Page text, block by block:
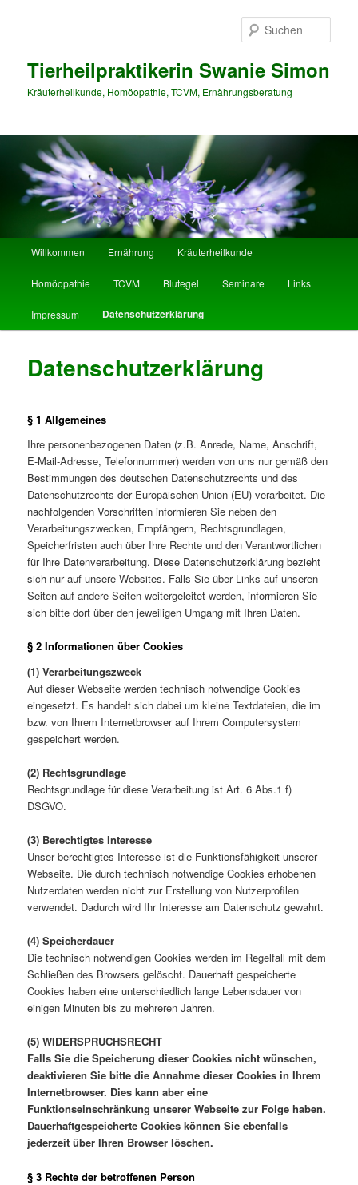
Tierheilpraktikerin Swanie Simon
Kräuterheilkunde, Homöopathie, TCVM, Ernährungsberatung
Zum Inhalt wechseln
Zum sekundären Inhalt wechseln
Willkommen Ernährung Kräuterheilkunde
Homöopathie TCVM Blutegel Seminare Links
Impressum Datenschutzerklärung
Datenschutzerklärung
§ 1 Allgemeines
Ihre personenbezogenen Daten (z.B. Anrede, Name, Anschrift,
E-Mail-Adresse, Telefonnummer) werden von uns nur gemäß den
Bestimmungen des deutschen Datenschutzrechts und des
Datenschutzrechts der Europäischen Union (EU) verarbeitet. Die
nachfolgenden Vorschriften informieren Sie neben den
Verarbeitungszwecken, Empfängern, Rechtsgrundlagen,
Speicherfristen auch über Ihre Rechte und den Verantwortlichen
für Ihre Datenverarbeitung. Diese Datenschutzerklärung bezieht
sich nur auf unsere Websites. Falls Sie über Links auf unseren
Seiten auf andere Seiten weitergeleitet werden, informieren Sie
sich bitte dort über den jeweiligen Umgang mit Ihren Daten.
§ 2 Informationen über Cookies
(1) Verarbeitungszweck
Auf dieser Webseite werden technisch notwendige Cookies
eingesetzt. Es handelt sich dabei um kleine Textdateien, die im
bzw. von Ihrem Internetbrowser auf Ihrem Computersystem
gespeichert werden.
(2) Rechtsgrundlage
Rechtsgrundlage für diese Verarbeitung ist Art. 6 Abs.1 f)
DSGVO.
(3) Berechtigtes Interesse
Unser berechtigtes Interesse ist die Funktionsfähigkeit unserer
Webseite. Die durch technisch notwendige Cookies erhobenen
Nutzerdaten werden nicht zur Erstellung von Nutzerprofilen
verwendet. Dadurch wird Ihr Interesse am Datenschutz gewahrt.
(4) Speicherdauer
Die technisch notwendigen Cookies werden im Regelfall mit dem
Schließen des Browsers gelöscht. Dauerhaft gespeicherte
Cookies haben eine unterschiedlich lange Lebensdauer von
einigen Minuten bis zu mehreren Jahren.
(5) WIDERSPRUCHSRECHT
Falls Sie die Speicherung dieser Cookies nicht wünschen,
deaktivieren Sie bitte die Annahme dieser Cookies in Ihrem
Internetbrowser. Dies kann aber eine
Funktionseinschränkung unserer Webseite zur Folge haben.
Dauerhaftgespeicherte Cookies können Sie ebenfalls
jederzeit über Ihren Browser löschen.
§ 3 Rechte der betroffenen Person